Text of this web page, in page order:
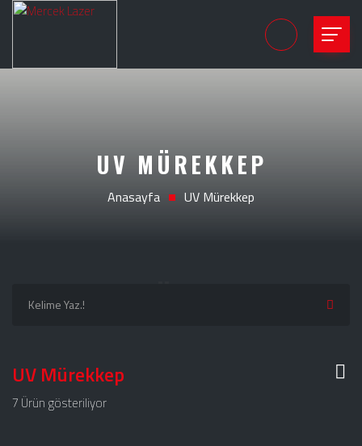
: session_start(): A session had already been started - ignoring
/home/merceklazer/public_html/_class/baglan.phpon line3
UV MÜREKKEP
Anasayfa UV Mürekkep
UV Mürekkep
7 Ürün gösteriliyor